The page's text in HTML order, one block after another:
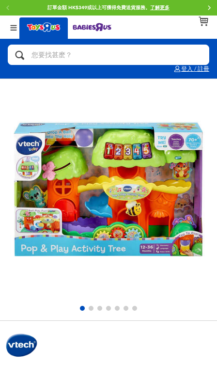
訂單金額 HK$349或以上可獲得免費送貨服務。了解更多
登入 / 註冊
返回
分類目錄
人氣英雄,角色扮演,射擊玩具
玩具車,貨車,火車及遙控系列
手工藝,文具,蠟筆,泥膠,畫板
娃娃, 芭比,收藏公仔
電子玩具
遊戲及拼圖系列
戶外及運動用品
返回
品牌
Brunch Brother 早午餐兄弟
Mini Brands
Play-Doh培樂多
Pokemon寶可夢
playpop
LEGO樂高
返回
年齢
0~2歳
8~11歳
12~14歳
14歳以上